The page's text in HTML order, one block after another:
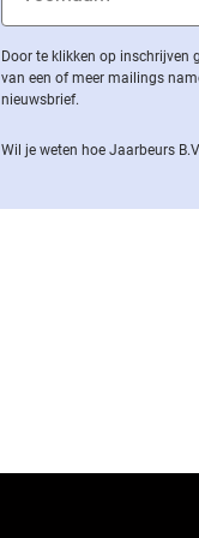
Door te klikken op inschrijven
van een of meer mailings
nieuwsbrief.
Wil je weten hoe Jaarbeurs